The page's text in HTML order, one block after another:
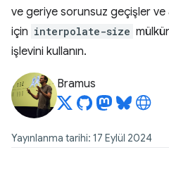
ve geriye sorunsuz geçişler
için interpolate-size
işlevini kullanın.
Bramus
Yayınlanma tarihi: 17 Eylül 2024